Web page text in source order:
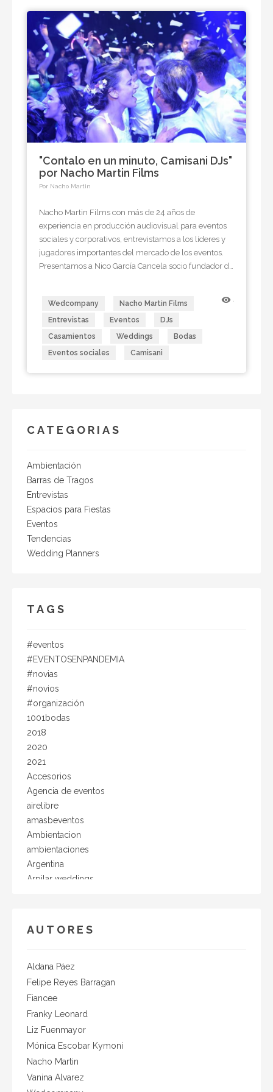
"Contalo en un minuto, Camisani DJs"
por Nacho Martin Films
Por Nacho Martin
Nacho Martin Films con más de 24 años de
experiencia en producción audiovisual para eventos
sociales y corporativos, entrevistamos a los líderes y
jugadores importantes del mercado de los eventos.
Presentamos a Nico García Cancela socio fundador de
iluminación e imagen perfecta para todo tipo de
eventos.Gracias Nico por compartirnos tu
conocimiento y experiencia. Fue un placer hacer esta
Wedcompany
Nacho Martin Films
Entrevistas
Eventos
DJs
Casamientos
Weddings
Bodas
Eventos sociales
Camisani
remove_red_eye
CATEGORIAS
Ambientación
Barras de Tragos
Entrevistas
Espacios para Fiestas
Eventos
Tendencias
Wedding Planners
TAGS
#eventos
#EVENTOSENPANDEMIA
#novias
#novios
#organización
1001bodas
2018
2020
2021
Accesorios
Agencia de eventos
airelibre
amasbeventos
Ambientacion
ambientaciones
Argentina
Arpilar weddings
barraparacasamiento
Barras & Tragos
BCAPITAL2018
Bebidas y tragos
Belleza
Bodas al aire libre
AUTORES
Aldana Páez
Felipe Reyes Barragan
Fiancee
Franky Leonard
Liz Fuenmayor
Mónica Escobar Kymoni
Nacho Martin
Vanina Alvarez